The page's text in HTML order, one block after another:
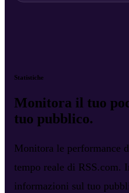
Statistiche
Monitora il tuo
tuo pubblico.
Monitora le performance
tempo reale di RSS.com.
informazioni sul tuo